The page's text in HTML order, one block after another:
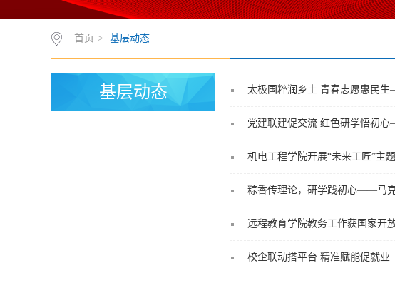
首页 > 基层动态
基层动态 太极国粹润乡土 青春志愿惠民
党建联建促交流 红色研学悟初
机电工程学院开展“未来工匠”主
粽香传理论，研学践初心——马
远程教育学院教务工作获国家开
校企联动搭平台 精准赋能促就业